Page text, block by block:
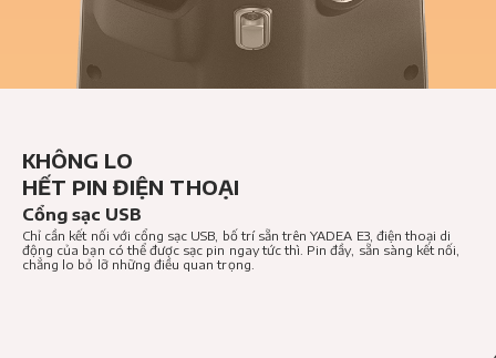
KHÔNG LO
HẾT PIN ĐIỆN THOẠI
Cổng sạc USB
Chỉ cần kết nối với cổng sạc USB, bố trí sẵn trên YADEA E3, điện thoại di
động của bạn có thể được sạc pin ngay tức thì. Pin đầy, sẵn sàng kết nối,
chẳng lo bỏ lỡ những điều quan trọng.